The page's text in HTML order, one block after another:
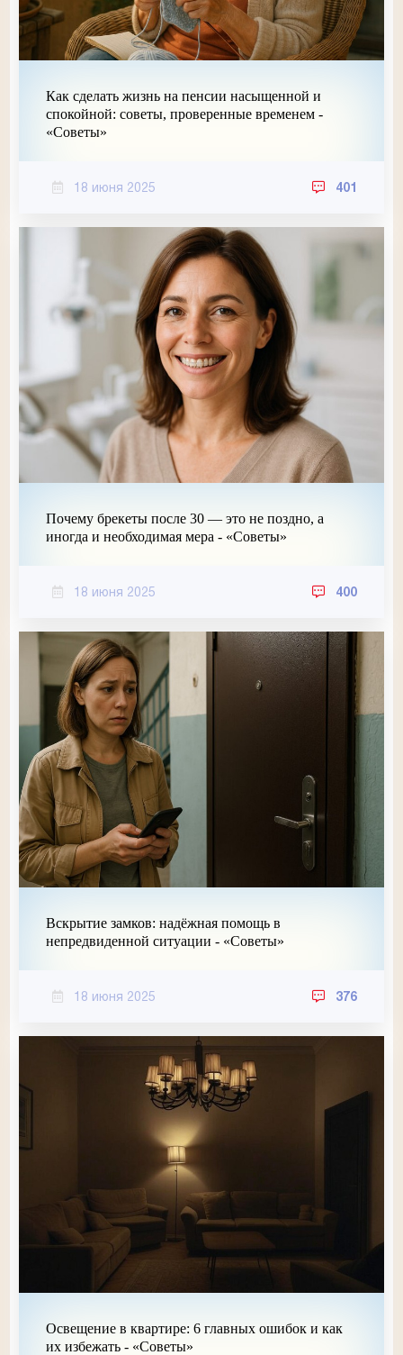
Как сделать жизнь на пенсии насыщенной и
спокойной: советы, проверенные временем -
«Советы»
18 июня 2025 401
Почему брекеты после 30 — это не поздно, а
иногда и необходимая мера - «Советы»
18 июня 2025 400
Вскрытие замков: надёжная помощь в
непредвиденной ситуации - «Советы»
18 июня 2025 376
Освещение в квартире: 6 главных ошибок и как
их избежать - «Советы»